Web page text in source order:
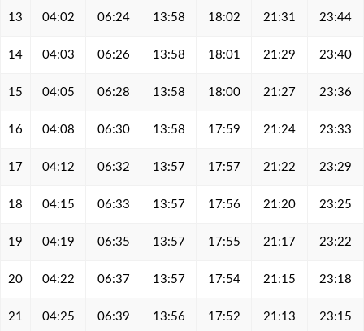
13 04:02 06:24 13:58 18:02 21:31 23:44
14 04:03 06:26 13:58 18:01 21:29 23:40
15 04:05 06:28 13:58 18:00 21:27 23:36
16 04:08 06:30 13:58 17:59 21:24 23:33
17 04:12 06:32 13:57 17:57 21:22 23:29
18 04:15 06:33 13:57 17:56 21:20 23:25
19 04:19 06:35 13:57 17:55 21:17 23:22
20 04:22 06:37 13:57 17:54 21:15 23:18
21 04:25 06:39 13:56 17:52 21:13 23:15